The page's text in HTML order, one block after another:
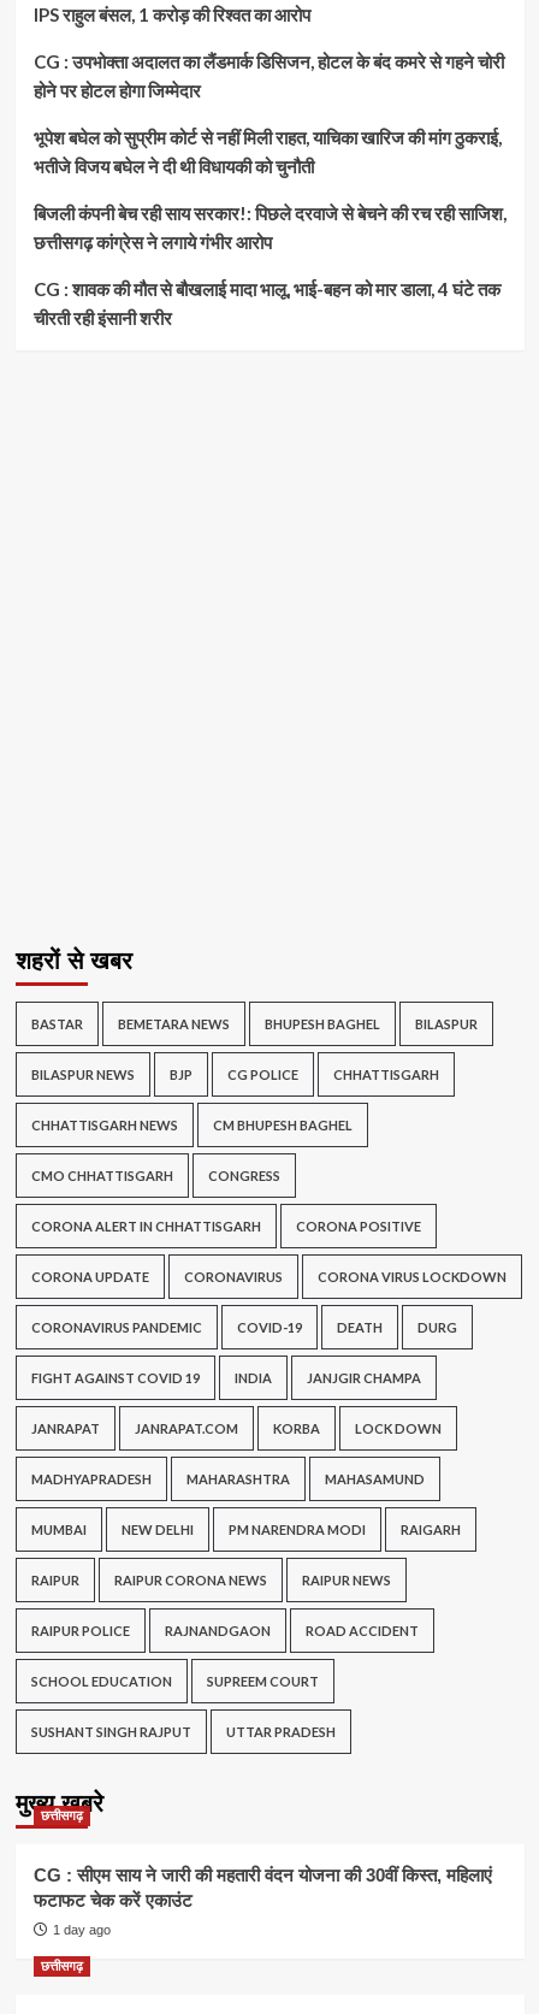
IPS राहुल बंसल, 1 करोड़ की रिश्वत का आरोप
CG : उपभोक्ता अदालत का लैंडमार्क डिसिजन, होटल के बंद कमरे से गहने चोरी
होने पर होटल होगा जिम्मेदार
भूपेश बघेल को सुप्रीम कोर्ट से नहीं मिली राहत, याचिका खारिज की मांग ठुकराई,
भतीजे विजय बघेल ने दी थी विधायकी को चुनौती
बिजली कंपनी बेच रही साय सरकार!: पिछले दरवाजे से बेचने की रच रही साजिश,
छत्तीसगढ़ कांग्रेस ने लगाये गंभीर आरोप
CG : शावक की मौत से बौखलाई मादा भालू, भाई-बहन को मार डाला, 4 घंटे तक
चीरती रही इंसानी शरीर
शहरों से खबर
BASTAR BEMETARA NEWS BHUPESH BAGHEL BILASPUR
BILASPUR NEWS BJP CG POLICE CHHATTISGARH
CHHATTISGARH NEWS CM BHUPESH BAGHEL
CMO CHHATTISGARH CONGRESS
CORONA ALERT IN CHHATTISGARH CORONA POSITIVE
CORONA UPDATE CORONAVIRUS CORONA VIRUS LOCKDOWN
CORONAVIRUS PANDEMIC COVID-19 DEATH DURG
FIGHT AGAINST COVID 19 INDIA JANJGIR CHAMPA
JANRAPAT JANRAPAT.COM KORBA LOCK DOWN
MADHYAPRADESH MAHARASHTRA MAHASAMUND
MUMBAI NEW DELHI PM NARENDRA MODI RAIGARH
RAIPUR RAIPUR CORONA NEWS RAIPUR NEWS
RAIPUR POLICE RAJNANDGAON ROAD ACCIDENT
SCHOOL EDUCATION SUPREEM COURT
SUSHANT SINGH RAJPUT UTTAR PRADESH
मुख्य खबरे
छत्तीसगढ़
CG : सीएम साय ने जारी की महतारी वंदन योजना की 30वीं किस्त, महिलाएं
फटाफट चेक करें एकाउंट
1 day ago
छत्तीसगढ़